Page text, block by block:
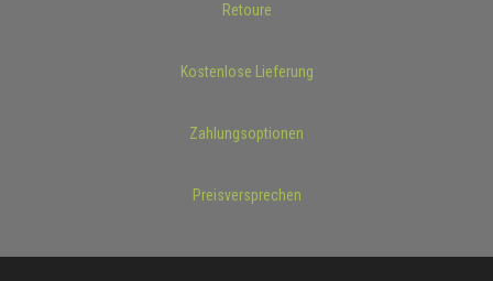
Retoure
Kostenlose Lieferung
Zahlungsoptionen
Preisversprechen